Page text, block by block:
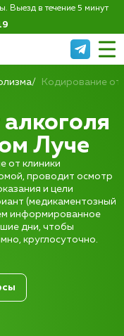
Выезд в течение 5 минут
Кодирование от
Луче
от клиники
проводит осмотр
и цели
(медикаментозный
информированное
дни, чтобы
круглосуточно.